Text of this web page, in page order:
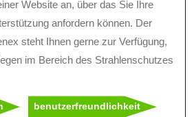
Website an, über das Sie Ihre
anfordern können. Der
steht Ihnen gerne zur Verfügung,
im Bereich des Strahlenschutzes
benutzerfreundlichkeit